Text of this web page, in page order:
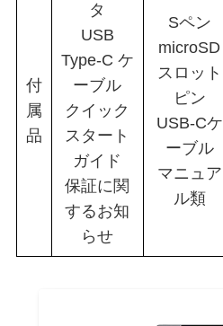
付
属
品
タ
USB
Type-C ケ
ーブル
クイック
スタート
ガイド
保証に関
するお知
らせ
Sペン
microSD
スロット
ピン
USB-Cケ
ーブル
マニュア
ル類